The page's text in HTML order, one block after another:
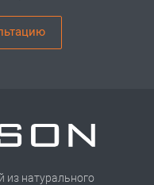
из натурального